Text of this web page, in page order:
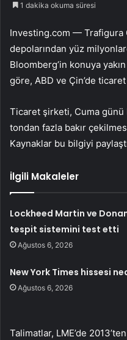
1 dakika okuma süresi
Investing.com — Trafigura
depolarından yüz
Bloomberg’in konuya
göre, ABD ve Çin’de ticaret
Ticaret şirketi, Cuma günü
tondan fazla bakır
Kaynaklar bu bilgiyi
İlgili Makaleler
Lockheed Martin ve
tespit sistemini test etti
Ağustos 6, 2026
New York Times hissesi
Ağustos 6, 2026
Talimatlar, LME’de